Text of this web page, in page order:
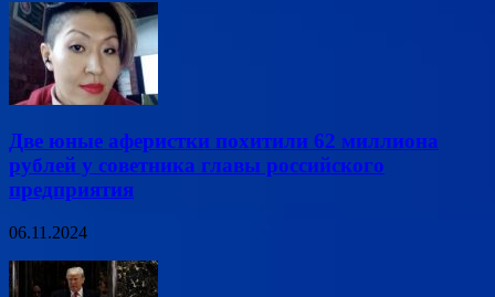
Две юные аферистки похитили 62 миллиона
рублей у советника главы российского
предприятия
06.11.2024